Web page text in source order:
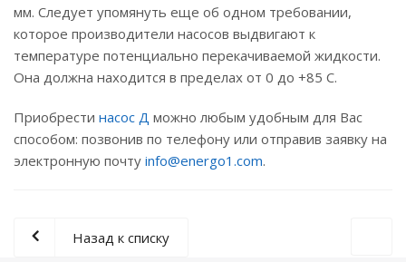
мм. Следует упомянуть еще об одном требовании,
которое производители насосов выдвигают к
температуре потенциально перекачиваемой жидкости.
Она должна находится в пределах от 0 до +85 С.
Приобрести насос Д можно любым удобным для Вас
способом: позвонив по телефону или отправив заявку на
электронную почту info@energo1.com.
Назад к списку